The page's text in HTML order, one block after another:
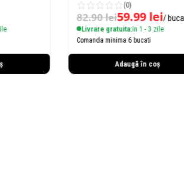
(0)
82.90lei59.99lei/ bucata
Livrare gratuita:in 1 - 3 zile
Comanda minima 6 bucati
Adaugă în coș